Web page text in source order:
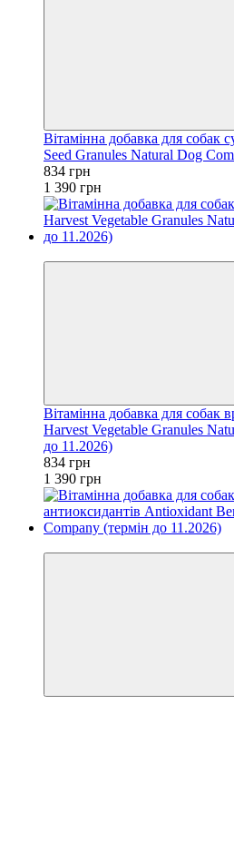
Вітамінна добавка для собак
Seed Granules Natural Dog
834 грн
1 390 грн
Вітамінна добавка для собак
Harvest Vegetable Granules
до 11.2026)
834 грн
1 390 грн